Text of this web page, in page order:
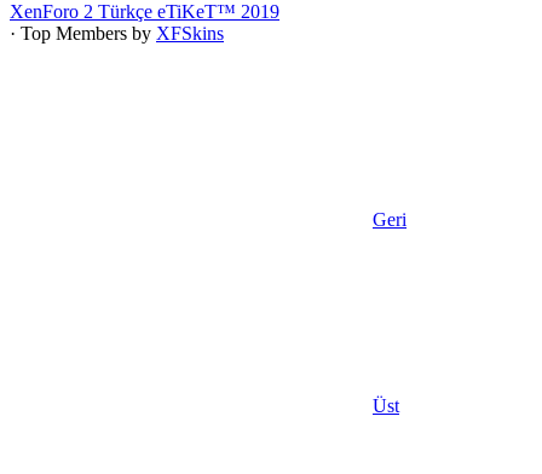
XenForo 2 Türkçe eTiKeT™ 2019
· Top Members by XFSkins
Geri
Üst